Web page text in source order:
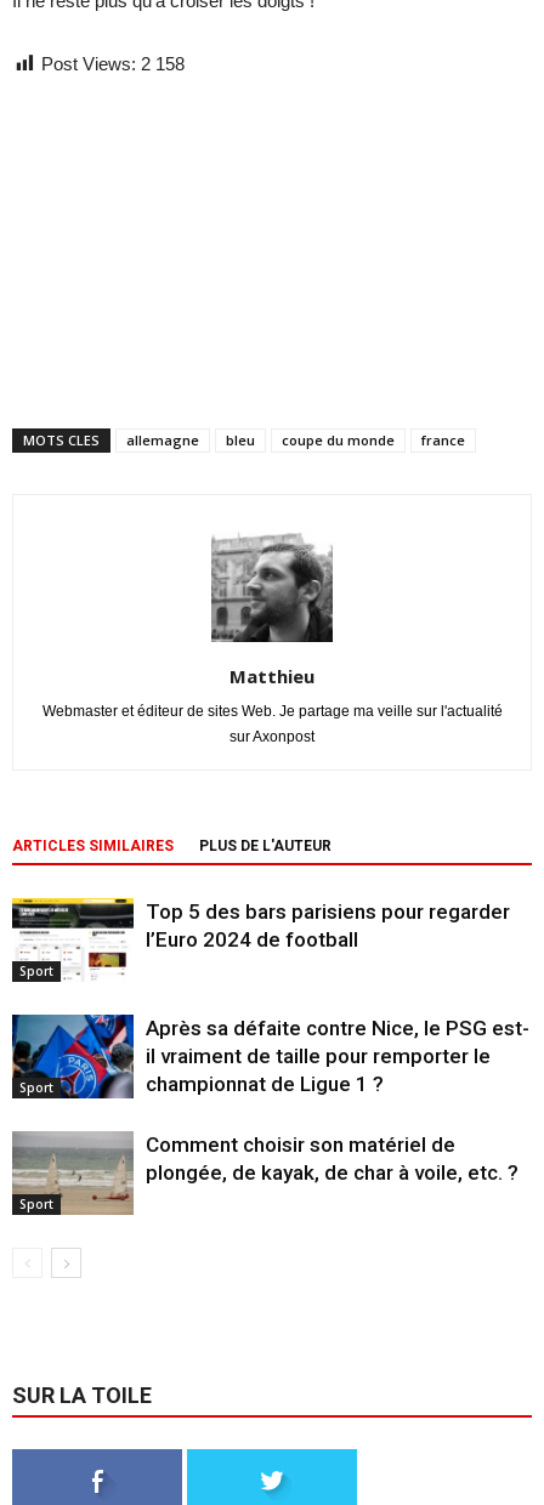
Post Views: 2 158
MOTS CLES allemagne bleu coupe du monde france
Matthieu
Webmaster et éditeur de sites Web. Je partage ma veille sur l'actualité
sur Axonpost
ARTICLES SIMILAIRES PLUS DE L'AUTEUR
Sport
Top 5 des bars parisiens pour regarder
l’Euro 2024 de football
Sport
Après sa défaite contre Nice, le PSG est-
il vraiment de taille pour remporter le
championnat de Ligue 1 ?
Sport
Comment choisir son matériel de
plongée, de kayak, de char à voile, etc. ?
SUR LA TOILE